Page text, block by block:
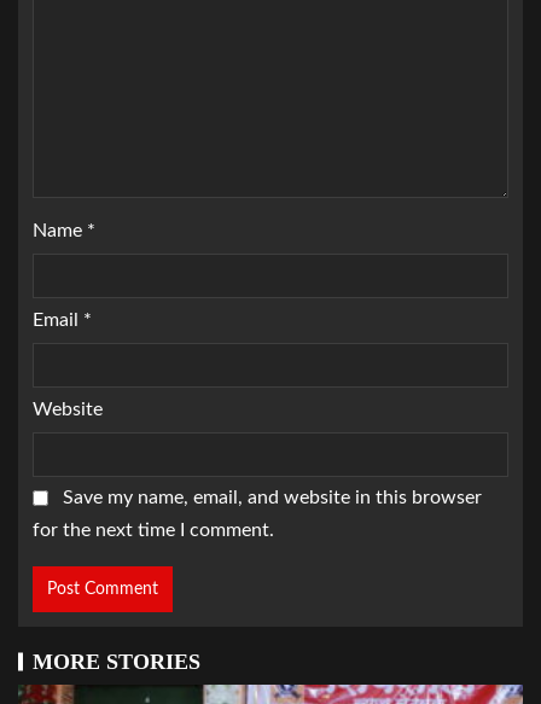
Name *
Email *
Website
Save my name, email, and website in this browser
for the next time I comment.
MORE STORIES